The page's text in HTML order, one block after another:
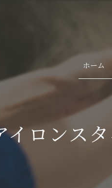
ホーム
イロンス